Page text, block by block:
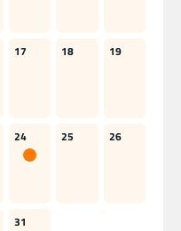
17 18 19
24 25 26
31